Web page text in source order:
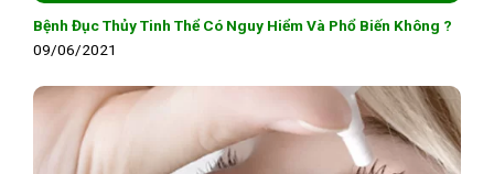
Bệnh Đục Thủy Tinh Thể Có Nguy Hiểm Và Phổ Biến Không ?
09/06/2021